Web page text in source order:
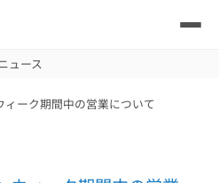
ュース
ィーク期間中の営業について